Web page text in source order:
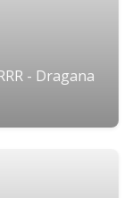
- Dragana